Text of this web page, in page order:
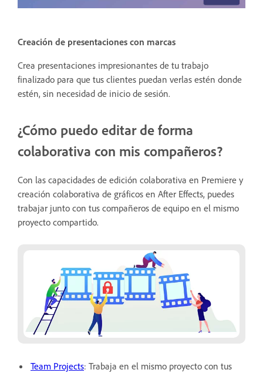
Creación de presentaciones con marcas
Crea presentaciones impresionantes de tu trabajo
finalizado para que tus clientes puedan verlas estén donde
estén, sin necesidad de inicio de sesión.
¿Cómo puedo editar de forma
colaborativa con mis compañeros?
Con las capacidades de edición colaborativa en Premiere y
creación colaborativa de gráficos en After Effects, puedes
trabajar junto con tus compañeros de equipo en el mismo
proyecto compartido.
Team Projects: Trabaja en el mismo proyecto con tus